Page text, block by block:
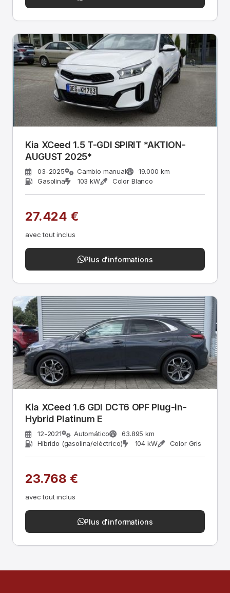
Kia XCeed 1.5 T-GDI SPIRIT *AKTION-
AUGUST 2025*
03-2025 Cambio manual
19.000 km
Gasolina
103 kW Color Blanco
27.424 €
avec tout inclus
Plus d'informations
Kia XCeed 1.6 GDI DCT6 OPF Plug-in-
Hybrid Platinum E
12-2021 Automático
63.895 km
Híbrido (gasolina/eléctrico)
104 kW Color Gris
23.768 €
avec tout inclus
Plus d'informations